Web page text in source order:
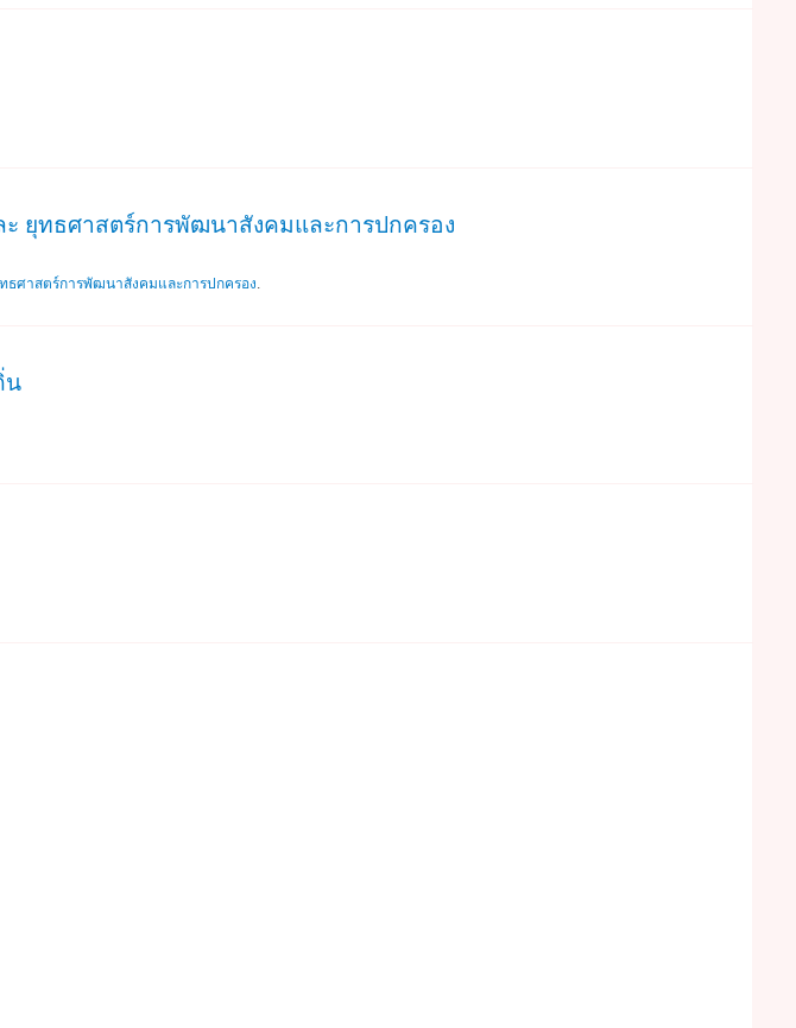
ยุทธศาสตร์การพัฒนาสังคมและการปกครอง
ศาสตร์การพัฒนาสังคมและการปกครอง.
น